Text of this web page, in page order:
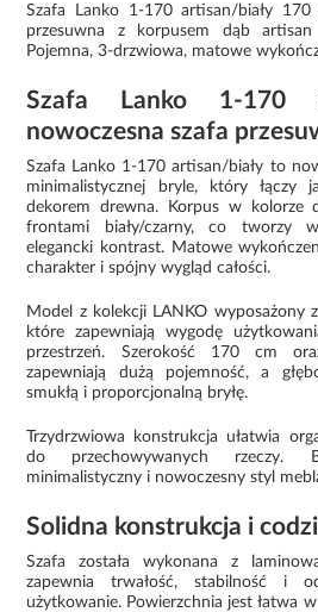
Szafa Lanko 1-170 artisan/biały
przesuwna z korpusem dąb
Pojemna, 3-drzwiowa, matowe
Szafa Lanko 1-170
nowoczesna szafa
Szafa Lanko 1-170 artisan/biały to
minimalistycznej bryle, który łączy
dekorem drewna. Korpus w kolorze
frontami biały/czarny, co tworzy
elegancki kontrast. Matowe
charakter i spójny wygląd całości.
Model z kolekcji LANKO wyposażony
które zapewniają wygodę
przestrzeń. Szerokość 170 cm
zapewniają dużą pojemność, a
smukłą i proporcjonalną bryłę.
Trzydrzwiowa konstrukcja ułatwia
do przechowywanych rzeczy.
minimalistyczny i nowoczesny styl
Solidna konstrukcja i
Szafa została wykonana z
zapewnia trwałość, stabilność i
użytkowanie. Powierzchnia jest łatwa